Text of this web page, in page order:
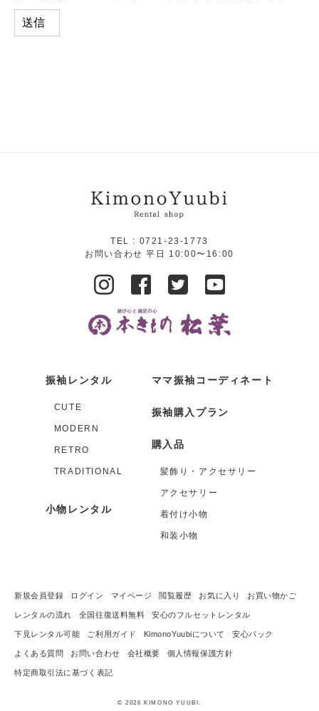
TEL : 0721-23-1773
お問い合わせ 平日 10:00〜16:00
振袖レンタル
CUTE
MODERN
RETRO
TRADITIONAL
小物レンタル
ママ振袖コーディネート
振袖購入プラン
購入品
髪飾り・アクセサリー
アクセサリー
着付け小物
和装小物
新規会員登録 ログイン マイページ 閲覧履歴 お気に入り お買い物かご
レンタルの流れ 全国往復送料無料 安心のフルセットレンタル
下見レンタル可能 ご利用ガイド KimonoYuubiについて 安心パック
よくある質問 お問い合わせ 会社概要 個人情報保護方針
特定商取引法に基づく表記
© 2026 KIMONO YUUBI.